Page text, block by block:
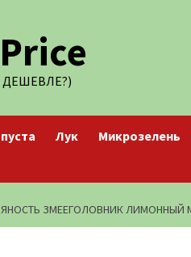
ДЕШЕВЛЕ?)
Лук Микрозелень
ЗМЕЕГОЛОВНИК ЛИМОННЫЙ